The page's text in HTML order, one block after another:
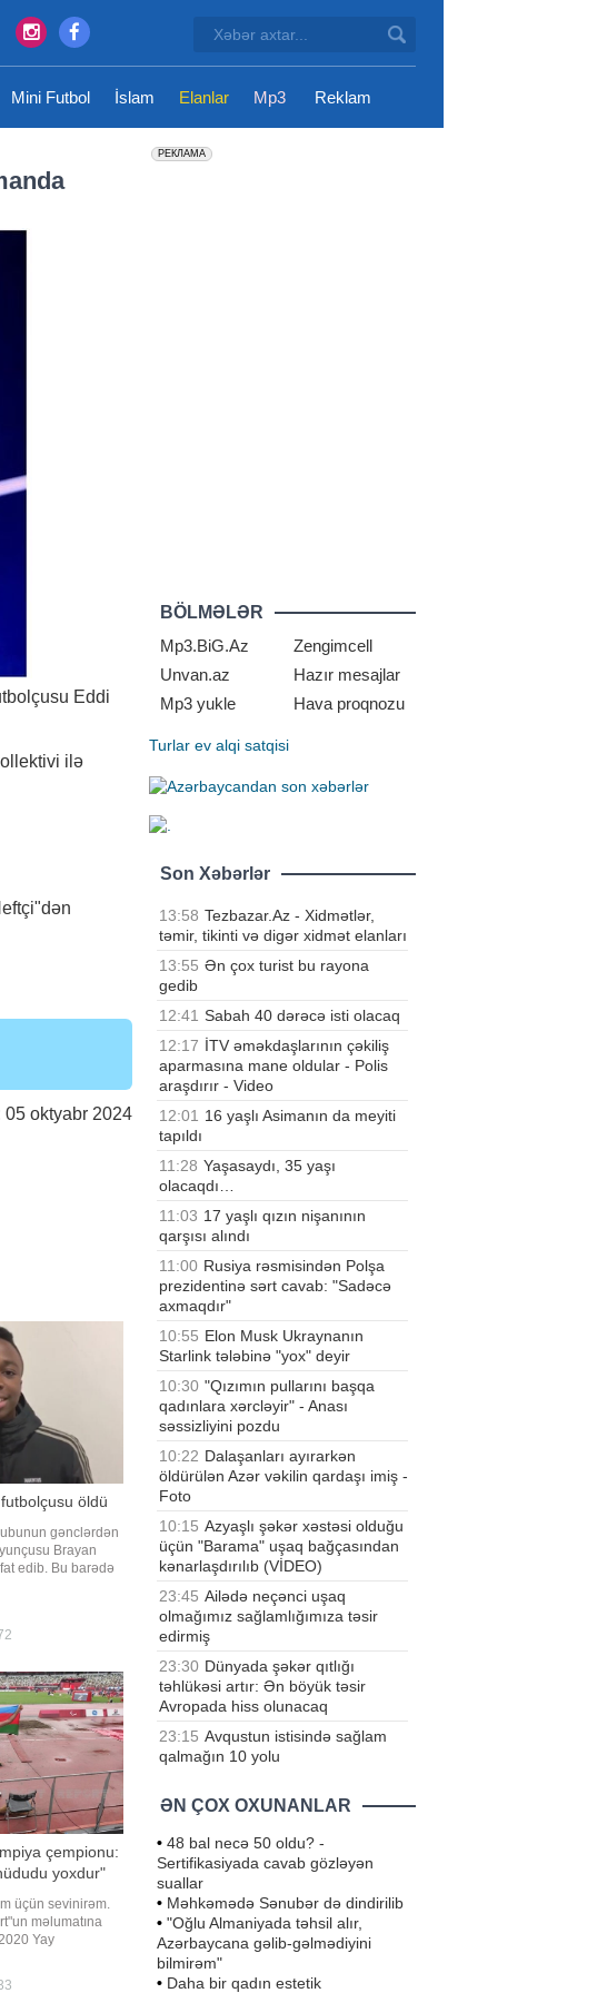
Mini Futbol İslam Elanlar Mp3 Reklam
Eddi
ilə
oktyabr 2024
öldü
gənclərdən
Brayan
edib. Bu barədə
xidmətini
çempionu:
yoxdur"
üçün sevinirəm.
məlumatına
Yay
Aslanov
BÖLMƏLƏR
Mp3.BiG.Az
Zengimcell
Unvan.az
Hazır mesajlar
Mp3 yukle
Hava proqnozu
Turlar ev alqi satqisi
Son Xəbərlər
13:58 Tezbazar.Az - Xidmətlər,
təmir, tikinti və digər xidmət elanları
13:55 Ən çox turist bu rayona
gedib
12:41 Sabah 40 dərəcə isti olacaq
12:17 İTV əməkdaşlarının çəkiliş
aparmasına mane oldular - Polis
araşdırır - Video
12:01 16 yaşlı Asimanın da meyiti
tapıldı
11:28 Yaşasaydı, 35 yaşı
olacaqdı…
11:03 17 yaşlı qızın nişanının
qarşısı alındı
11:00 Rusiya rəsmisindən Polşa
prezidentinə sərt cavab: "Sadəcə
axmaqdır"
10:55 Elon Musk Ukraynanın
Starlink tələbinə "yox" deyir
10:30 "Qızımın pullarını başqa
qadınlara xərcləyir" - Anası
səssizliyini pozdu
10:22 Dalaşanları ayırarkən
öldürülən Azər vəkilin qardaşı imiş -
Foto
10:15 Azyaşlı şəkər xəstəsi olduğu
üçün "Barama" uşaq bağçasından
kənarlaşdırılıb (VİDEO)
23:45 Ailədə neçənci uşaq
olmağımız sağlamlığımıza təsir
edirmiş
23:30 Dünyada şəkər qıtlığı
təhlükəsi artır: Ən böyük təsir
Avropada hiss olunacaq
23:15 Avqustun istisində sağlam
qalmağın 10 yolu
ƏN ÇOX OXUNANLAR
• 48 bal necə 50 oldu? -
Sertifikasiyada cavab gözləyən
suallar
• Məhkəmədə Sənubər də dindirilib
• "Oğlu Almaniyada təhsil alır,
Azərbaycana gəlib-gəlmədiyini
bilmirəm"
• Daha bir qadın estetik